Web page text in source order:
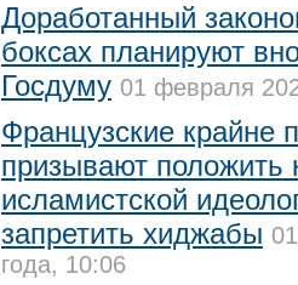
Доработанный
боксах планируют
Госдуму 01 февраля
Французские крайне
призывают положить
исламистской
запретить хиджабы
года, 10:06